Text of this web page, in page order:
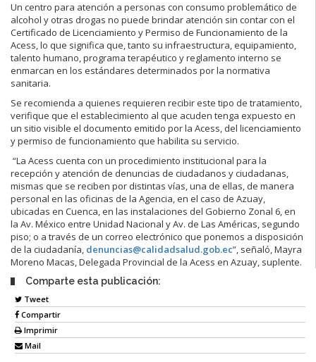
Un centro para atención a personas con consumo problemático de
alcohol y otras drogas no puede brindar atención sin contar con el
Certificado de Licenciamiento y Permiso de Funcionamiento de la
Acess, lo que significa que, tanto su infraestructura, equipamiento,
talento humano, programa terapéutico y reglamento interno se
enmarcan en los estándares determinados por la normativa
sanitaria.
Se recomienda a quienes requieren recibir este tipo de tratamiento,
verifique que el establecimiento al que acuden tenga expuesto en
un sitio visible el documento emitido por la Acess, del licenciamiento
y permiso de funcionamiento que habilita su servicio.
“La Acess cuenta con un procedimiento institucional para la
recepción y atención de denuncias de ciudadanos y ciudadanas,
mismas que se reciben por distintas vías, una de ellas, de manera
personal en las oficinas de la Agencia, en el caso de Azuay,
ubicadas en Cuenca, en las instalaciones del Gobierno Zonal 6, en
la Av. México entre Unidad Nacional y Av. de Las Américas, segundo
piso; o a través de un correo electrónico que ponemos a disposición
de la ciudadanía, denuncias@calidadsalud.gob.ec”, señaló, Mayra
Moreno Macas, Delegada Provincial de la Acess en Azuay, suplente.
Comparte esta publicación:
Tweet
Compartir
Imprimir
Mail